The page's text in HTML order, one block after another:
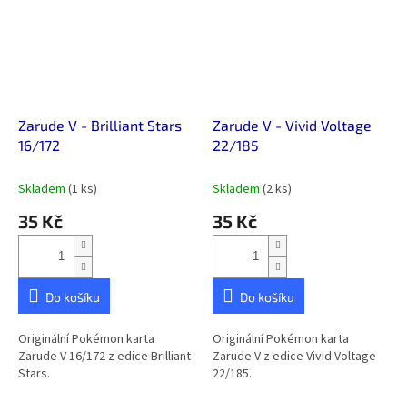
Zarude V - Brilliant Stars
16/172
Skladem (1 ks)
35 Kč
Do košíku
Originální Pokémon karta
Zarude V 16/172 z edice Brilliant
Stars.
Zarude V - Vivid Voltage
22/185
Skladem (2 ks)
35 Kč
Do košíku
Originální Pokémon karta
Zarude V z edice Vivid Voltage
22/185.